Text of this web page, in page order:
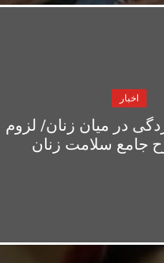
اخبار
در میان زنان/ لزوم
جامع سلامت زنان